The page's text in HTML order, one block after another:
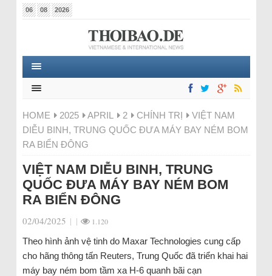
06 08 2026
HOME 2025 APRIL 2 CHÍNH TRỊ
VIỆT NAM
DIỄU BINH, TRUNG QUỐC ĐƯA MÁY BAY NÉM BOM
RA BIỂN ĐÔNG
VIỆT NAM DIỄU BINH, TRUNG
QUỐC ĐƯA MÁY BAY NÉM BOM
RA BIỂN ĐÔNG
02/04/2025 | | 1.120
Theo hình ảnh vệ tinh do Maxar Technologies cung cấp
cho hãng thông tấn Reuters, Trung Quốc đã triển khai hai
máy bay ném bom tầm xa H-6 quanh bãi cạn